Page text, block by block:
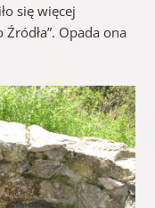
się więcej
Opada ona